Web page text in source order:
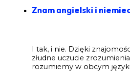
Znam angielski i
I tak, i nie. Dzięki
złudne uczucie
rozumiemy w obcym